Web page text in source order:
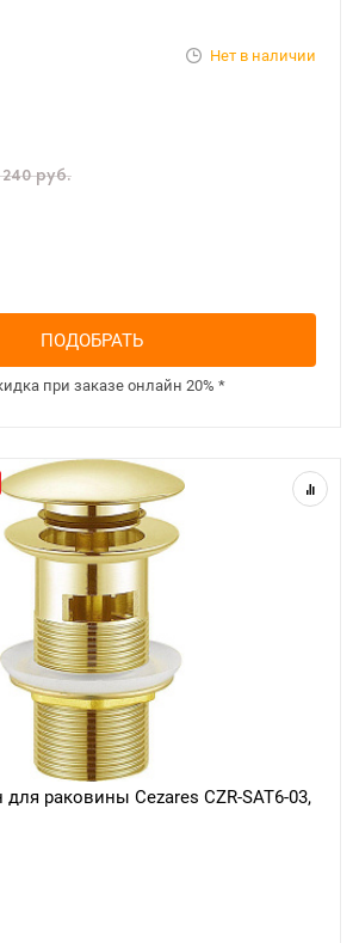
Нет в наличии
240руб.
ПОДОБРАТЬ
при заказе онлайн 20% *
раковины Cezares CZR-SAT6-03,